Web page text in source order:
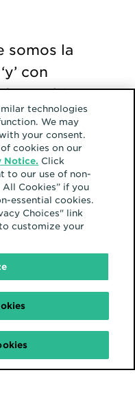
somos la
con
cambio.
movemos
a
a compra
de
nuestra
seguros
innovando
para
technologies
We may
your consent.
cookies on our
Notice. Click
to our use of non-
Cookies” if you
essential cookies.
Choices" link
customize your